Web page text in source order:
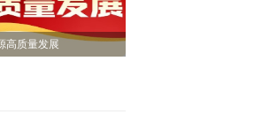
高质量发展